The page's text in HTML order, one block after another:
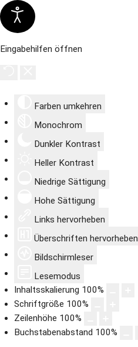
Eingabehilfen öffnen
Farben umkehren
Monochrom
Dunkler Kontrast
Heller Kontrast
Niedrige Sättigung
Hohe Sättigung
Links hervorheben
Überschriften hervorheben
Bildschirmleser
Lesemodus
Inhaltsskalierung 100%
Schriftgröße 100%
Zeilenhöhe 100%
Buchstabenabstand 100%